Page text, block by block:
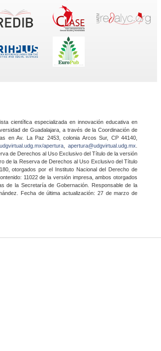
científica especializada en innovación educativa en
de Guadalajara, a través de la Coordinación de
en Av. La Paz 2453, colonia Arcos Sur, CP 44140,
apertura apertura@udgvirtual.udg.mx
de Derechos al Uso Exclusivo del Título de la versión
de la Reserva de Derechos al Uso Exclusivo del Título
otorgados por el Instituto Nacional del Derecho de
11022 de la versión impresa, ambos otorgados
de la Secretaría de Gobernación. Responsable de la
Fecha de última actualización: 27 de marzo de